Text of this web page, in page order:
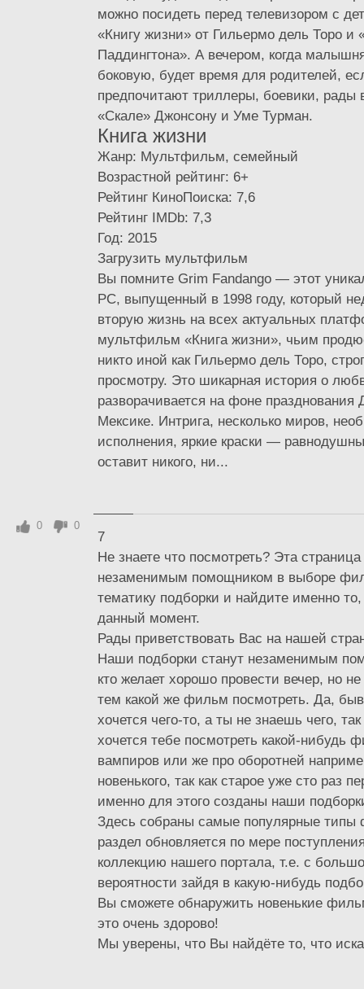
можно посидеть перед телевизором с
«Книгу жизни» от Гильермо дель Торо и
Паддингтона». А вечером, когда
боковую, будет время для родителей,
предпочитают триллеры, боевики, рады
«Скале» Джонсону и Уме Турман.
Книга жизни
Жанр: Мультфильм, семейный
Возрастной рейтинг: 6+
Рейтинг КиноПоиска: 7,6
Рейтинг IMDb: 7,3
Год: 2015
Загрузить мультфильм
Вы помните Grim Fandango — этот
PC, выпущенный в 1998 году, который
вторую жизнь на всех актуальных
мультфильм «Книга жизни», чьим
никто иной как Гильермо дель Торо,
просмотру. Это шикарная история о
разворачивается на фоне празднования
Мексике. Интрига, несколько миров,
исполнения, яркие краски —
оставит никого, ни...
7
Не знаете что посмотреть? Эта страница
незаменимым помощником в выборе
тематику подборки и найдите именно
данный момент.
Рады приветствовать Вас на нашей
Наши подборки станут незаменимым
кто желает хорошо провести вечер, но
тем какой же фильм посмотреть. Да,
хочется чего-то, а ты не знаешь чего,
хочется тебе посмотреть какой-нибудь
вампиров или же про оборотней
новенького, так как старое уже сто раз
именно для этого созданы наши
Здесь собраны самые популярные
раздел обновляется по мере
коллекцию нашего портала, т.е. с
вероятности зайдя в какую-нибудь
Вы сможете обнаружить новенькие
это очень здорово!
Мы уверены, что Вы найдёте то, что
0 0